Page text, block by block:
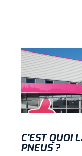
C'EST QUOI
PNEUS ?